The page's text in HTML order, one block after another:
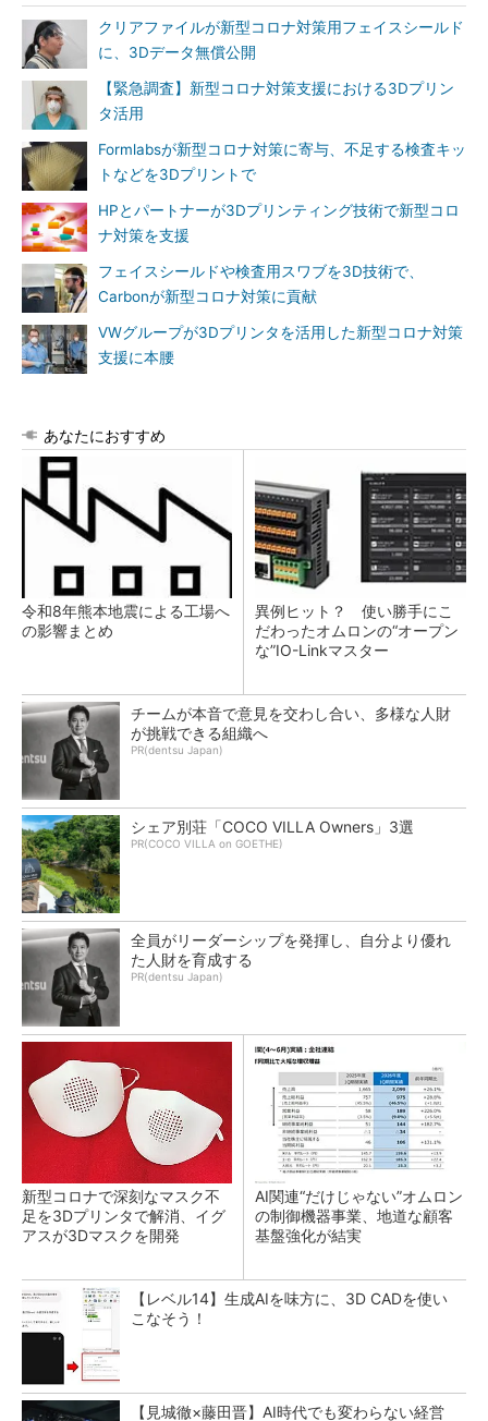
クリアファイルが新型コロナ対策用フェイスシールド
に、3Dデータ無償公開
【緊急調査】新型コロナ対策支援における3Dプリン
タ活用
Formlabsが新型コロナ対策に寄与、不足する検査キッ
トなどを3Dプリントで
HPとパートナーが3Dプリンティング技術で新型コロ
ナ対策を支援
フェイスシールドや検査用スワブを3D技術で、
Carbonが新型コロナ対策に貢献
VWグループが3Dプリンタを活用した新型コロナ対策
支援に本腰
あなたにおすすめ
令和8年熊本地震による工場へ
の影響まとめ
異例ヒット？ 使い勝手にこ
だわったオムロンの“オープン
な”IO-Linkマスター
チームが本音で意見を交わし合い、多様な人財
が挑戦できる組織へ
PR(dentsu Japan)
シェア別荘「COCO VILLA Owners」3選
PR(COCO VILLA on GOETHE)
全員がリーダーシップを発揮し、自分より優れ
た人財を育成する
PR(dentsu Japan)
新型コロナで深刻なマスク不
足を3Dプリンタで解消、イグ
アスが3Dマスクを開発
AI関連“だけじゃない”オムロン
の制御機器事業、地道な顧客
基盤強化が結実
【レベル14】生成AIを味方に、3D CADを使い
こなそう！
【見城徹×藤田晋】AI時代でも変わらない経営